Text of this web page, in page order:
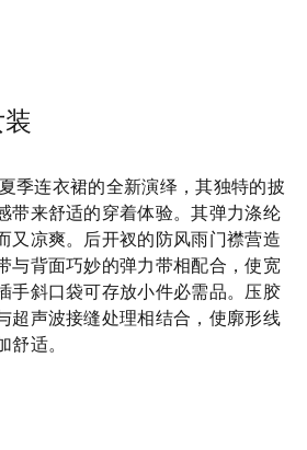
季连衣裙的全新演绎，其独特的披
带来舒适的穿着体验。其弹力涤纶
又凉爽。后开衩的防风雨门襟营造
与背面巧妙的弹力带相配合，使宽
手斜口袋可存放小件必需品。压胶
超声波接缝处理相结合，使廓形线
适。